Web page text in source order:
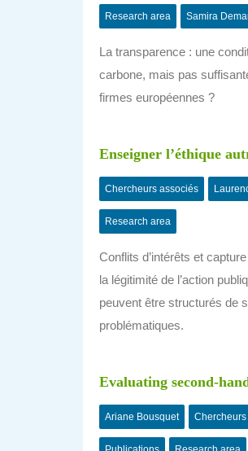
Research area Samira
La transparence : une
carbone, mais pas
firmes européennes ?
Enseigner l’éthique
Chercheurs associés
Research area
Conflits d’intérêts et
la légitimité de l’action
peuvent être structurés de
problématiques.
Evaluating second-
Ariane Bousquet